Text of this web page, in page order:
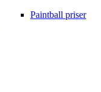
Paintball priser